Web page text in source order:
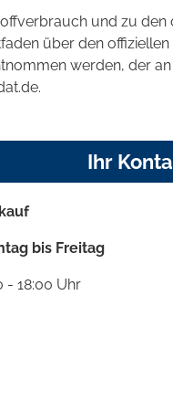
und zu den
über den
werden, der
Ihr
bis Freitag
- 18:00 Uhr